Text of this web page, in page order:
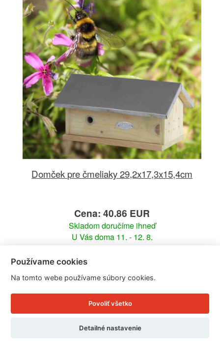
Domček pre čmeliaky 29,2x17,3x15,4cm
Cena: 40.86 EUR
Skladom doručíme ihneď
U Vás doma 11. - 12. 8.
Detail produktu
Používame cookies
Na tomto webe používame súbory cookies.
Povoliť všetko
Detailné nastavenie